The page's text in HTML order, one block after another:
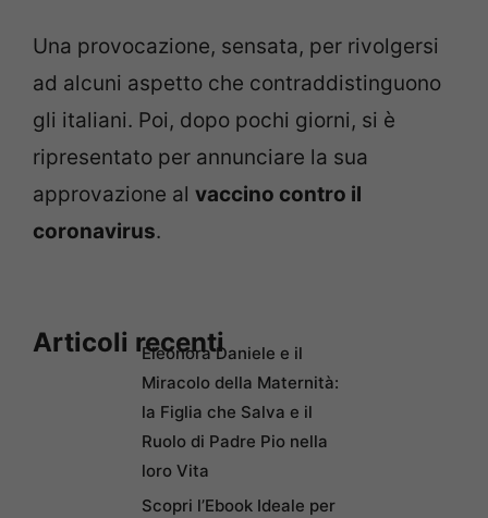
Una provocazione, sensata, per rivolgersi
ad alcuni aspetto che contraddistinguono
gli italiani. Poi, dopo pochi giorni, si è
ripresentato per annunciare la sua
approvazione al vaccino contro il
coronavirus.
Articoli recentiEleonora Daniele e il
Miracolo della Maternità:
la Figlia che Salva e il
Ruolo di Padre Pio nella
loro Vita
Scopri l’Ebook Ideale per